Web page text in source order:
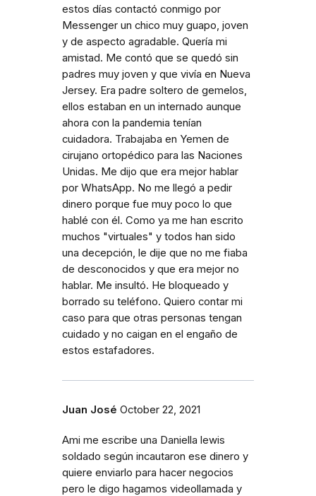
estos días contactó conmigo por
Messenger un chico muy guapo, joven
y de aspecto agradable. Quería mi
amistad. Me contó que se quedó sin
padres muy joven y que vivía en Nueva
Jersey. Era padre soltero de gemelos,
ellos estaban en un internado aunque
ahora con la pandemia tenían
cuidadora. Trabajaba en Yemen de
cirujano ortopédico para las Naciones
Unidas. Me dijo que era mejor hablar
por WhatsApp. No me llegó a pedir
dinero porque fue muy poco lo que
hablé con él. Como ya me han escrito
muchos "virtuales" y todos han sido
una decepción, le dije que no me fiaba
de desconocidos y que era mejor no
hablar. Me insultó. He bloqueado y
borrado su teléfono. Quiero contar mi
caso para que otras personas tengan
cuidado y no caigan en el engaño de
estos estafadores.
Juan José October 22, 2021
Ami me escribe una Daniella lewis
soldado según incautaron ese dinero y
quiere enviarlo para hacer negocios
pero le digo hagamos videollamada y